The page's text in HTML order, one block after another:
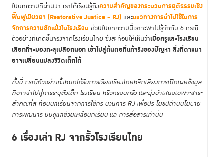
ในบทความที่ผ่านมา เราได้เรียนรู้ถึงความสำคัญของกระบวนการยุติธรรมเชิง
ฟื้นฟูเยียวยา (Restorative Justice – RJ) และแนวทางการนำไปใช้ในการ
จัดการความขัดแย้งในโรงเรียน ส่วนในบทความนี้เราจะพาไปรู้จักกับ 6 กรณี
ตัวอย่างที่เกิดขึ้นจริงจากโรงเรียนไทย ซึ่งสะท้อนให้เห็นว่าเมื่อครูและโรงเรียน
เลือกที่จะมองทะลุเปลือกนอก เข้าไปสู่ต้นตอที่แท้จริงของปัญหา สิ่งที่ตามมา
อาจเปลี่ยนแปลงชีวิตเด็กได้
ทั้งนี้ กรณีตัวอย่างทั้งหมดได้รับการเรียบเรียงโดยหลีกเลี่ยงการเปิดเผยข้อมูล
ที่อาจนำไปสู่การระบุตัวเด็ก โรงเรียน หรือครอบครัว และมุ่งนำเสนอเฉพาะสาระ
สำคัญที่สะท้อนบทเรียนจากการใช้กระบวนการ RJ เพื่อประโยชน์ด้านนโยบาย
การพัฒนาระบบดูแลช่วยเหลือนักเรียน และการสื่อสารเท่านั้น
6 เรื่องเล่า RJ จากรั้วโรงเรียนไทย